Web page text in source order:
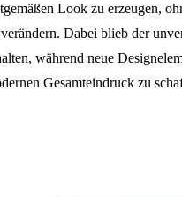
Look zu erzeugen,
Dabei blieb der
während neue
Gesamteindruck zu